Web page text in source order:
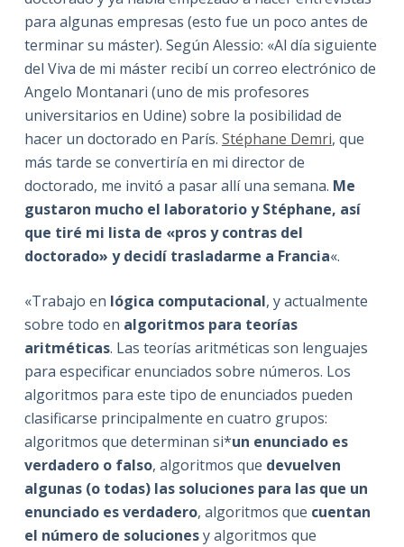
para algunas empresas (esto fue un poco antes de
terminar su máster). Según Alessio: «Al día siguiente
del Viva de mi máster recibí un correo electrónico de
Angelo Montanari (uno de mis profesores
universitarios en Udine) sobre la posibilidad de
hacer un doctorado en París. Stéphane Demri, que
más tarde se convertiría en mi director de
doctorado, me invitó a pasar allí una semana. Me
gustaron mucho el laboratorio y Stéphane, así
que tiré mi lista de «pros y contras del
doctorado» y decidí trasladarme a Francia«.
«Trabajo en lógica computacional, y actualmente
sobre todo en algoritmos para teorías
aritméticas. Las teorías aritméticas son lenguajes
para especificar enunciados sobre números. Los
algoritmos para este tipo de enunciados pueden
clasificarse principalmente en cuatro grupos:
algoritmos que determinan si*un enunciado es
verdadero o falso, algoritmos que devuelven
algunas (o todas) las soluciones para las que un
enunciado es verdadero, algoritmos que cuentan
el número de solucionesy algoritmos que